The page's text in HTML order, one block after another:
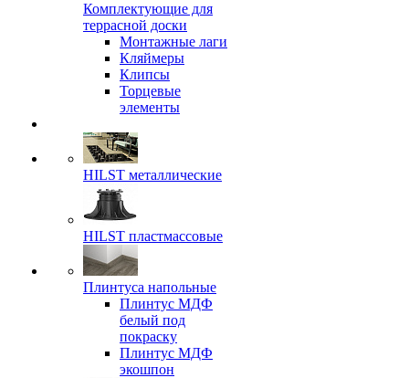
Комплектующие для
террасной доски
Монтажные лаги
Кляймеры
Клипсы
Торцевые
элементы
HILST металлические
HILST пластмассовые
Плинтуса напольные
Плинтус МДФ
белый под
покраску
Плинтус МДФ
экошпон